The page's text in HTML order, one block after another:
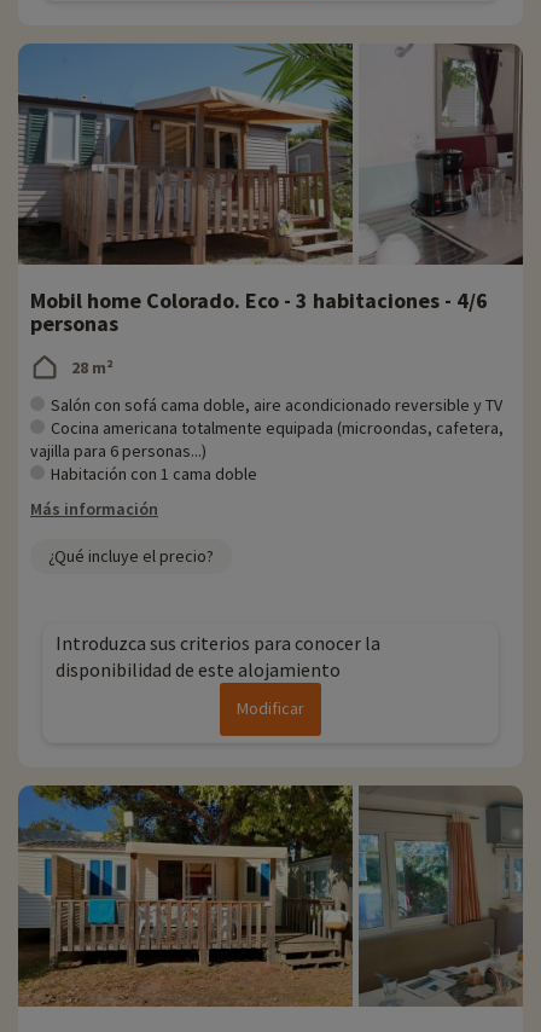
Mobil home Colorado. Eco - 3 habitaciones - 4/6
personas
28 m²
Salón con sofá cama doble, aire acondicionado reversible y TV
Cocina americana totalmente equipada (microondas, cafetera,
vajilla para 6 personas...)
Habitación con 1 cama doble
Más información
¿Qué incluye el precio?
Introduzca sus criterios para conocer la
disponibilidad de este alojamiento
Modificar